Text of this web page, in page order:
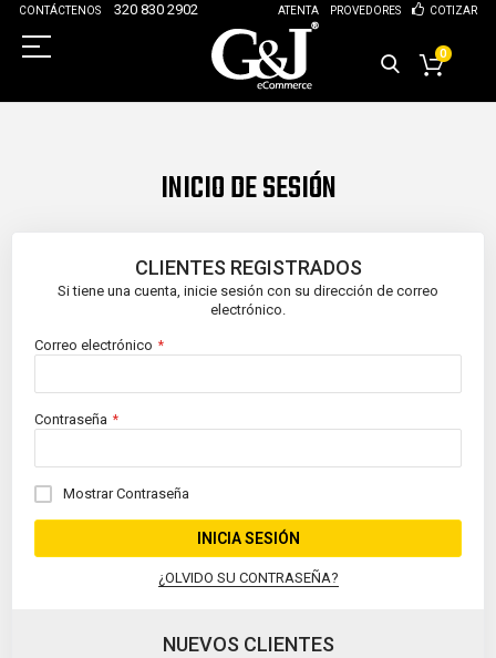
CONTÁCTENOS 320 830 2902 ATENTA PROVEDORES COTIZAR
0
INICIO DE SESIÓN
CLIENTES REGISTRADOS
Si tiene una cuenta, inicie sesión con su dirección de correo
electrónico.
Correo electrónico
Contraseña
Mostrar Contraseña
INICIA SESIÓN
¿OLVIDO SU CONTRASEÑA?
NUEVOS CLIENTES